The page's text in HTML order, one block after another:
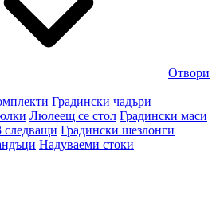
Отвори
Градински чадъри
Люлеещ се стол Градински маси
следващи Градински шезлонги
Надуваеми стоки